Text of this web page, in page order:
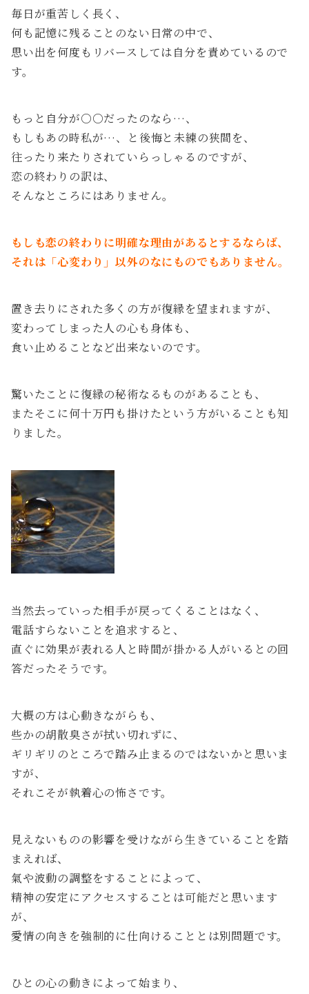
毎日が重苦しく長く、
何も記憶に残ることのない日常の中で、
思い出を何度もリバースしては自分を責めているので
す。
もっと自分が○○だったのなら…、
もしもあの時私が…、と後悔と未練の狭間を、
往ったり来たりされていらっしゃるのですが、
恋の終わりの訳は、
そんなところにはありません。
もしも恋の終わりに明確な理由があるとするならば、
それは「心変わり」以外のなにものでもありません。
置き去りにされた多くの方が復縁を望まれますが、
変わってしまった人の心も身体も、
食い止めることなど出来ないのです。
驚いたことに復縁の秘術なるものがあることも、
またそこに何十万円も掛けたという方がいることも知
りました。
当然去っていった相手が戻ってくることはなく、
電話すらないことを追求すると、
直ぐに効果が表れる人と時間が掛かる人がいるとの回
答だったそうです。
大概の方は心動きながらも、
些かの胡散臭さが拭い切れずに、
ギリギリのところで踏み止まるのではないかと思いま
すが、
それこそが執着心の怖さです。
見えないものの影響を受けながら生きていることを踏
まえれば、
氣や波動の調整をすることによって、
精神の安定にアクセスすることは可能だと思います
が、
愛情の向きを強制的に仕向けることとは別問題です。
ひとの心の動きによって始まり、